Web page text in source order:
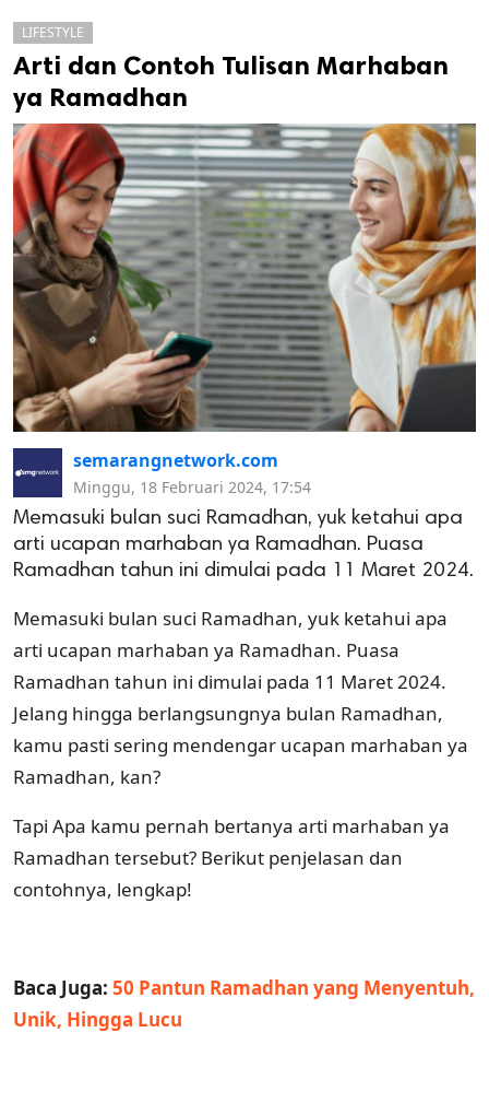
cipta.
LIFESTYLE
Arti dan Contoh Tulisan Marhaban
ya Ramadhan
semarangnetwork.com
Minggu, 18 Februari 2024, 17:54
Memasuki bulan suci Ramadhan, yuk ketahui apa
arti ucapan marhaban ya Ramadhan. Puasa
Ramadhan tahun ini dimulai pada 11 Maret 2024.
Memasuki bulan suci Ramadhan, yuk ketahui apa
arti ucapan marhaban ya Ramadhan. Puasa
Ramadhan tahun ini dimulai pada 11 Maret 2024.
Jelang hingga berlangsungnya bulan Ramadhan,
kamu pasti sering mendengar ucapan marhaban ya
Ramadhan, kan?
Tapi Apa kamu pernah bertanya arti marhaban ya
Ramadhan tersebut? Berikut penjelasan dan
contohnya, lengkap!
Baca Juga: 50 Pantun Ramadhan yang Menyentuh,
Unik, Hingga Lucu